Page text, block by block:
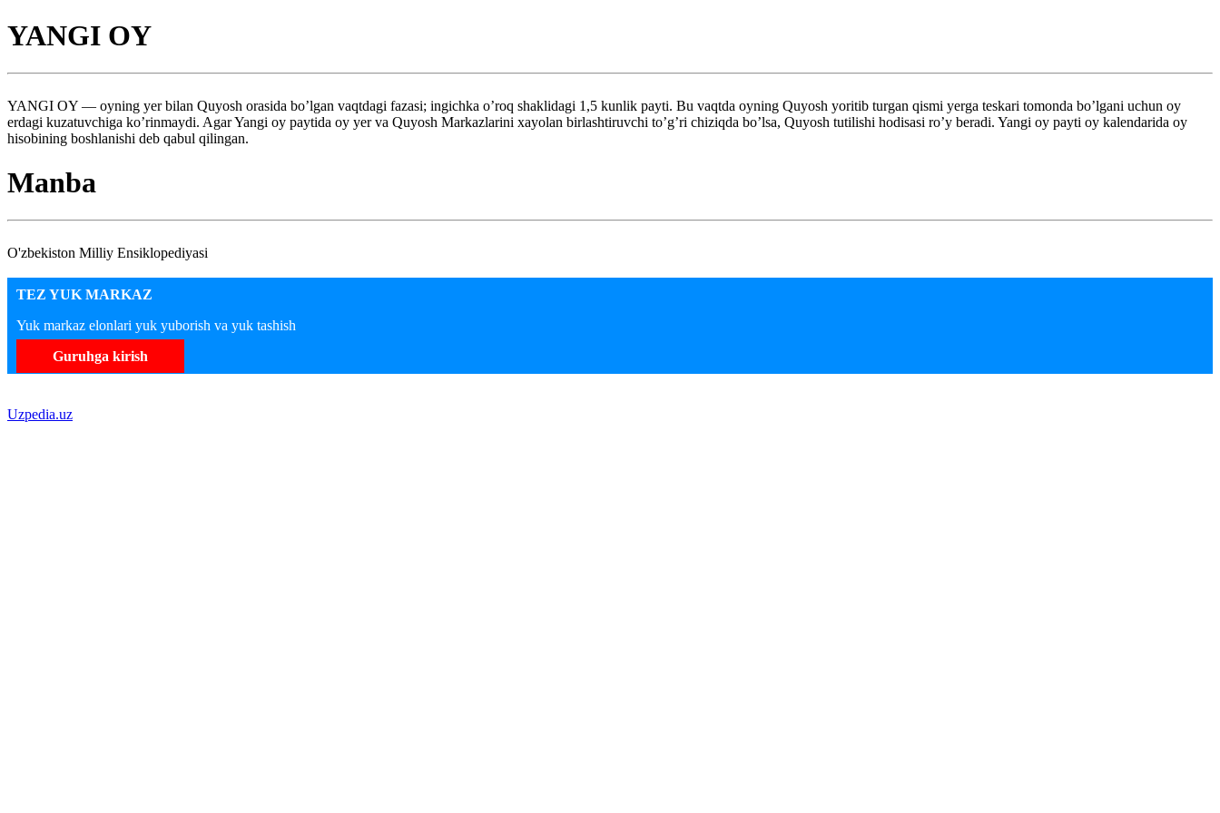
YANGI OY
YANGI OY — oyning yer bilan Quyosh orasida bo’lgan vaqtdagi fazasi; ingichka o’roq shaklidagi 1,5 kunlik payti. Bu vaqtda oyning Quyosh yoritib turgan qismi yerga teskari tomonda bo’lgani uchun oy
erdagi kuzatuvchiga ko’rinmaydi. Agar Yangi oy paytida oy yer va Quyosh Markazlarini xayolan birlashtiruvchi to’g’ri chiziqda bo’lsa, Quyosh tutilishi hodisasi ro’y beradi. Yangi oy payti oy kalendarida oy
hisobining boshlanishi deb qabul qilingan.
Manba
O'zbekiston Milliy Ensiklopediyasi
TEZ YUK MARKAZ
Yuk markaz elonlari yuk yuborish va yuk tashish
Guruhga kirish
Uzpedia.uz